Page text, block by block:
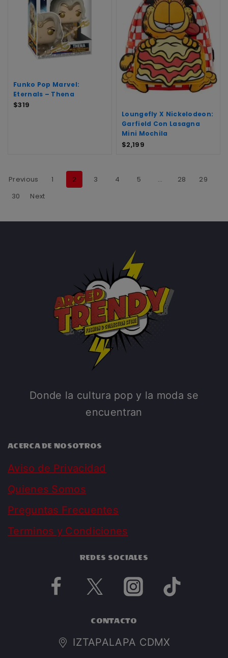
Funko Pop Marvel:
Eternals – Thena
$319
Loungefly X Nickelodeon:
Garfield Con Lasagna
Mini Mochila
$2,199
Previous 1 2 3 4 5 … 28
29
30
Next
Donde la cultura pop y la moda se
encuentran
ACERCA DE NOSOTROS
Aviso de Privacidad
Quienes Somos
Preguntas Frecuentes
Terminos y Condiciones
REDES SOCIALES
CONTACTO
IZTAPALAPA CDMX